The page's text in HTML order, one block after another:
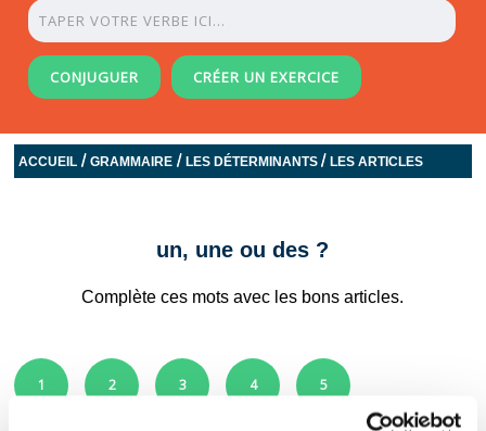
CONJUGUER CRÉER UN EXERCICE
ACCUEIL /GRAMMAIRE /LES DÉTERMINANTS/LES ARTICLES
un, une ou des ?
Complète ces mots avec les bons articles.
1 2 3 4 5